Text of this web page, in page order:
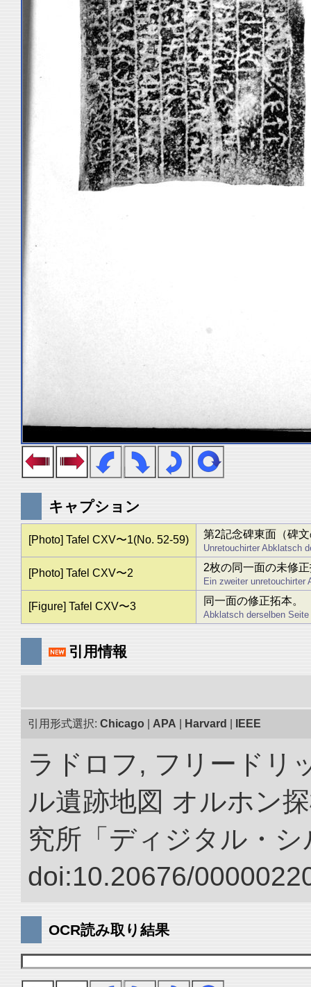
キャプション
[Photo] Tafel CXV〜1(No. 52-59) 第2記念碑東面（碑
Unretouchirter Abklatsch
[Photo] Tafel CXV〜2 2枚の同一面の未修
Ein zweiter unretouchirter
[Figure] Tafel CXV〜3 同一面の修正拓本。
Abklatsch derselben
引用情報
引用形式選択: Chicago APA Harvard IEEE
ラドロフ, フリードリ
ル遺跡地図 オルホン
究所「ディジタル・
doi:10.20676/
OCR読み取り結果